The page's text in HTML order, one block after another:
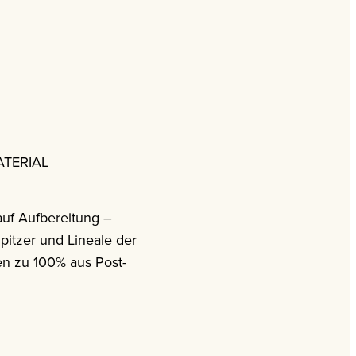
Aufbereitung –
und Lineale der
zu 100% aus Post-